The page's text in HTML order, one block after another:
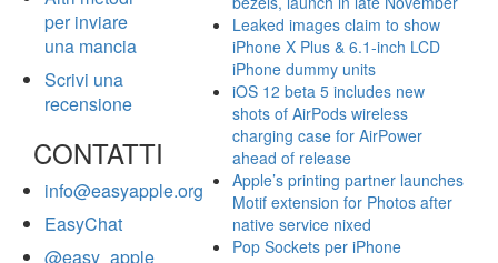
per inviare
una mancia
Scrivi una
recensione
CONTATTI
info@easyapple.org
EasyChat
@easy_apple
Leaked images claim to show
iPhone X Plus & 6.1-inch LCD
iPhone dummy units
iOS 12 beta 5 includes new
shots of AirPods wireless
charging case for AirPower
ahead of release
Apple’s printing partner launches
Motif extension for Photos after
native service nixed
Pop Sockets per iPhone